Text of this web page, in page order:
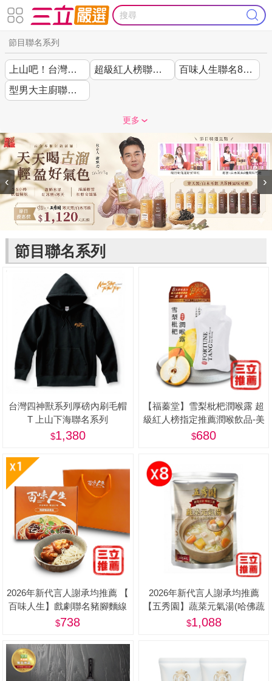
節目聯名系列
上山吧！台灣隊聯名 超級紅人榜聯名44折起
百味人生聯名85折起
型男大主廚聯名7折起
更多
‹ ›
節目聯名系列
台灣四神獸系列厚磅內刷毛帽
T 上山下海聯名系列
1,380
【福蓁堂】雪梨枇杷潤喉露 超
級紅人榜指定推薦潤喉飲品-美
680
2026年新代言人謝承均推薦 【
百味人生】戲劇聯名豬腳麵線
限量禮盒(滷豬腳500g+麵線
食品追溯追蹤系統制度（一
Q） <阿姐萬歲節目推薦>
738
2026年新代言人謝承均推薦
【五秀園】蔬菜元氣湯(哈佛蔬
菜湯) 8包特惠組(500g/包)-美
1,088